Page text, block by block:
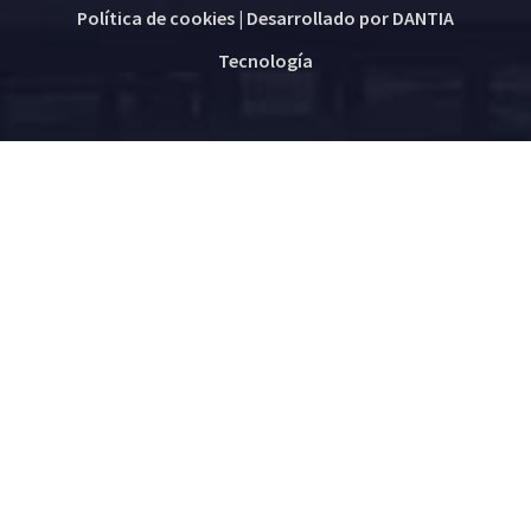
Política de cookies| Desarrollado por DANTIA
Tecnología